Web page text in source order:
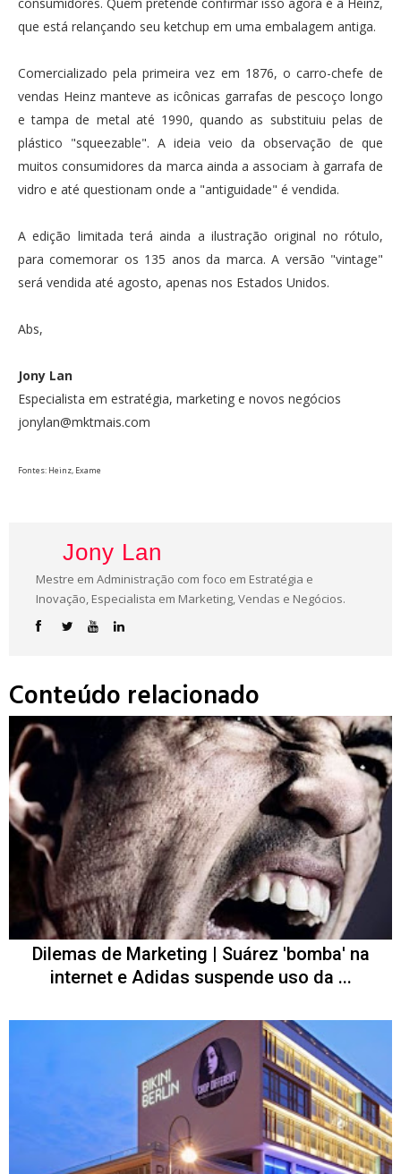
que está relançando seu ketchup em uma embalagem antiga.
Comercializado pela primeira vez em 1876, o carro-chefe de
vendas Heinz manteve as icônicas garrafas de pescoço longo
e tampa de metal até 1990, quando as substituiu pelas de
plástico "squeezable". A ideia veio da observação de que
muitos consumidores da marca ainda a associam à garrafa de
vidro e até questionam onde a "antiguidade" é vendida.
A edição limitada terá ainda a ilustração original no rótulo,
para comemorar os 135 anos da marca. A versão "vintage"
será vendida até agosto, apenas nos Estados Unidos.
Abs,
Jony Lan
Especialista em estratégia, marketing e novos negócios
jonylan@mktmais.com
Fontes: Heinz, Exame
Jony Lan
Mestre em Administração com foco em Estratégia e
Inovação, Especialista em Marketing, Vendas e Negócios.
Conteúdo relacionado
Dilemas de Marketing | Suárez 'bomba' na
internet e Adidas suspende uso da ...